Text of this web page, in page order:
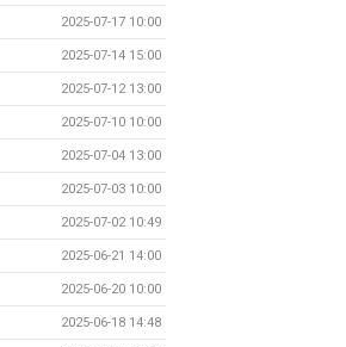
2025-07-17 10:00
2025-07-14 15:00
2025-07-12 13:00
2025-07-10 10:00
2025-07-04 13:00
2025-07-03 10:00
2025-07-02 10:49
2025-06-21 14:00
2025-06-20 10:00
2025-06-18 14:48